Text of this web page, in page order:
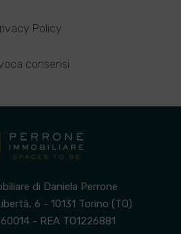
Policy
consensi
di Daniela Perrone
6 - 10131 Torino (TO)
- REA TO1226881